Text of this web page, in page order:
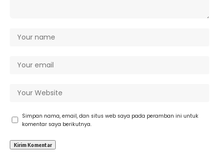
Simpan nama, email, dan situs web saya pada peramban ini untuk
komentar saya berikutnya.